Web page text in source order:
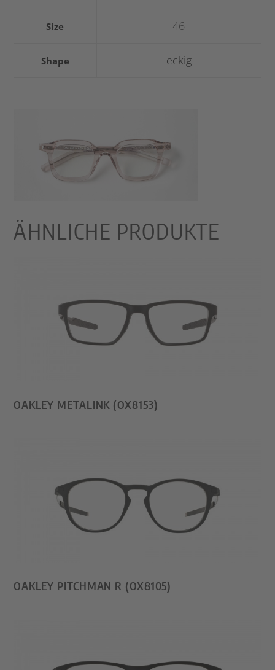
Size 46
Shape eckig
ÄHNLICHE PRODUKTE
OAKLEY METALINK (OX8153)
OAKLEY PITCHMAN R (OX8105)